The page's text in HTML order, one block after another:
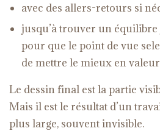
avec des allers-retours si
jusqu’à trouver un équilibre
pour que le point de vue
de mettre le mieux en
Le dessin final est la partie
Mais il est le résultat d’un
plus large, souvent invisible.